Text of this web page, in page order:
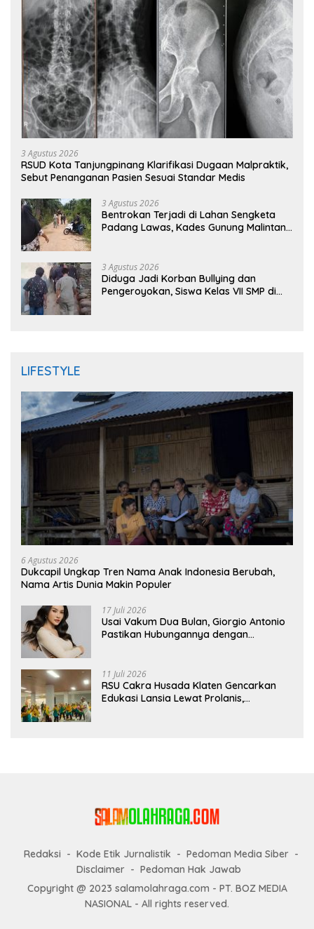
3 Agustus 2026
RSUD Kota Tanjungpinang Klarifikasi Dugaan Malpraktik,
Sebut Penanganan Pasien Sesuai Standar Medis
3 Agustus 2026
Bentrokan Terjadi di Lahan Sengketa
Padang Lawas, Kades Gunung Malintang
3 Agustus 2026
Diduga Jadi Korban Bullying dan
Pengeroyokan, Siswa Kelas VII SMP di
LIFESTYLE
6 Agustus 2026
Dukcapil Ungkap Tren Nama Anak Indonesia Berubah,
Nama Artis Dunia Makin Populer
17 Juli 2026
Usai Vakum Dua Bulan, Giorgio Antonio
Pastikan Hubungannya dengan
11 Juli 2026
RSU Cakra Husada Klaten Gencarkan
Edukasi Lansia Lewat Prolanis,
Redaksi Kode Etik Jurnalistik
Pedoman Media Siber
Disclaimer
Pedoman Hak Jawab
Copyright @ 2023 salamolahraga.com - PT. BOZ MEDIA
NASIONAL - All rights reserved.